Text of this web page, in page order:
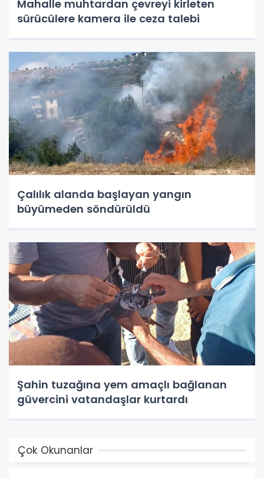
Mahalle muhtardan çevreyi kirleten
sürücülere kamera ile ceza talebi
Çalılık alanda başlayan yangın
büyümeden söndürüldü
Şahin tuzağına yem amaçlı bağlanan
güvercini vatandaşlar kurtardı
Çok Okunanlar